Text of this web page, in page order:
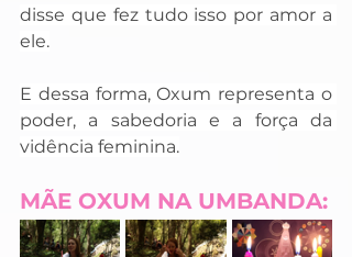
disse que fez tudo isso por amor a
ele.
E dessa forma, Oxum representa o
poder, a sabedoria e a força da
vidência feminina.
MÃE OXUM NA UMBANDA: